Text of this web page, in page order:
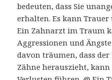
bedeuten, dass Sie
erhalten. Es kann
Ein Zahnarzt im Traum
Aggressionen und
davon träumen, dass
Zähne herauszieht,